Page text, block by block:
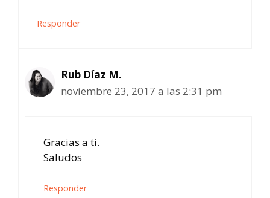
Responder
Rub Díaz M.
noviembre 23, 2017 a las 2:31 pm
Gracias a ti.
Saludos
Responder